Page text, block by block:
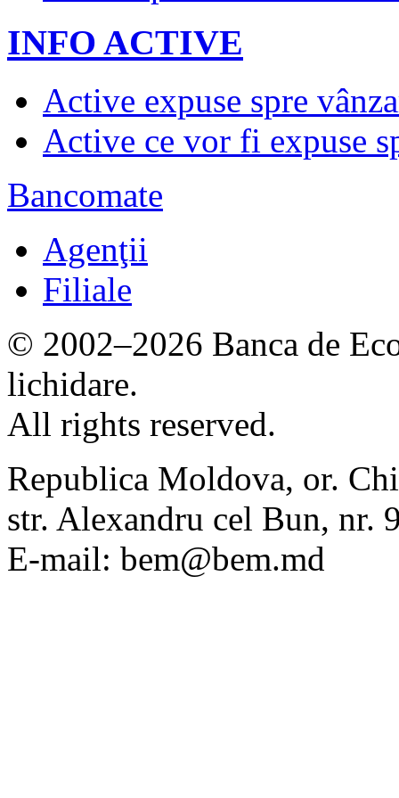
INFO ACTIVE
Active expuse spre
Active ce vor fi expuse
Bancomate
Agenţii
Filiale
© 2002–2026 Banca de
lichidare.
All rights reserved.
Republica Moldova, or.
str. Alexandru cel Bun, nr.
E-mail: bem@bem.md